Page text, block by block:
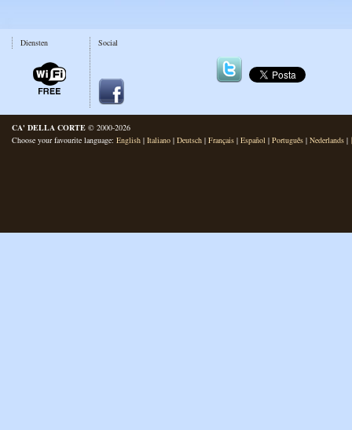
Diensten Social
CA' DELLA CORTE © 2000-2026
Choose your favourite language: English | Italiano | Deutsch | Français | Español | Português | Nederlands |